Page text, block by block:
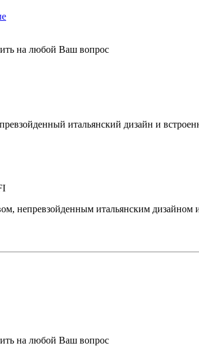
на любой Ваш вопрос
итальянский дизайн и
непревзойденным итальянским
на любой Ваш вопрос